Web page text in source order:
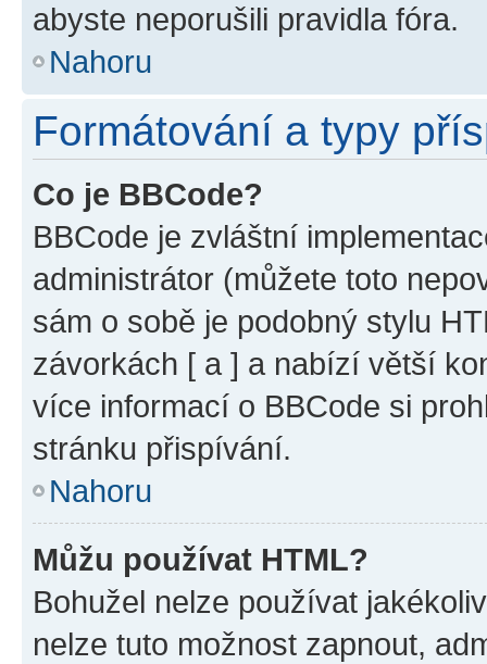
abyste neporušili pravidla fóra.
Nahoru
Formátování a typy
Co je BBCode?
BBCode je zvláštní
administrátor (můžete toto
sám o sobě je podobný stylu
závorkách [ a ] a nabízí větší
více informací o BBCode si
stránku přispívání.
Nahoru
Můžu používat HTML?
Bohužel nelze používat
nelze tuto možnost zapnout,